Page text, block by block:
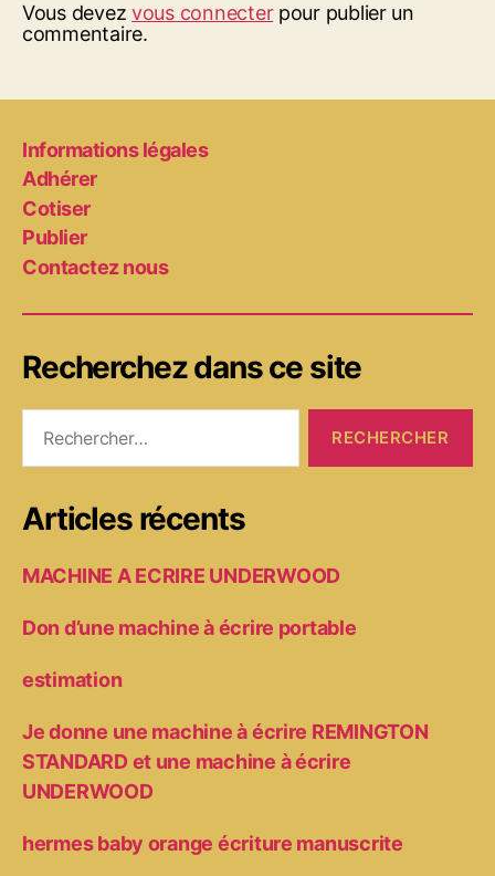
Vous devezvous connecterpour publier un
commentaire.
Informations légales
Adhérer
Cotiser
Publier
Contactez nous
Recherchez dans ce site
Articles récents
MACHINE A ECRIRE UNDERWOOD
Don d’une machine à écrire portable
estimation
Je donne une machine à écrire REMINGTON
STANDARD et une machine à écrire
UNDERWOOD
hermes baby orange écriture manuscrite